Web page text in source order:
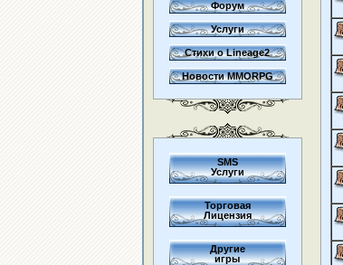
Форум
Услуги
Стихи о Lineage2
Новости MMORPG
SMS
Услуги
Торговая
Лицензия
Другие
игры